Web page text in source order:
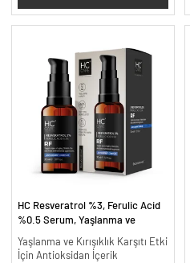
HC Resveratrol %3, Ferulic Acid
%0.5 Serum, Yaşlanma ve
Yaşlanma ve Kırışıklık Karşıtı Etki
İçin Antioksidan İçerik